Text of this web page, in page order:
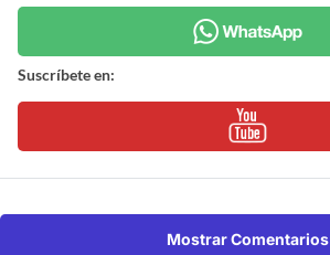
Suscríbete en:
Mostrar Comentarios